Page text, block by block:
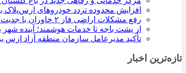
افزایش محدوده تردد خودروهای
رفع مشکلات اراضی فاز ۲ خاوران با جدیت دنبال می‌شود
از پشت باجه تا خدمات هوشمند؛ آینده
تأکید مدیرعامل سازمان منطقه آزاد ارس
تازه‌ترین اخبار